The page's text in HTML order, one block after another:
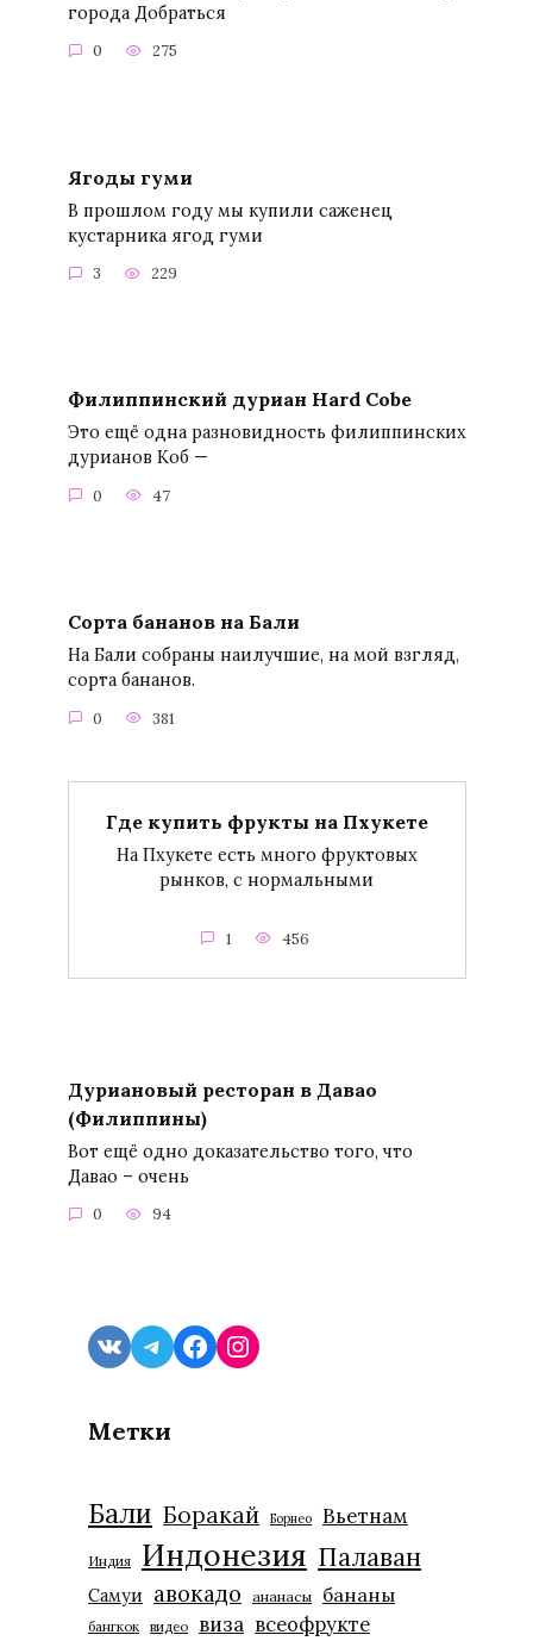
города Добраться
0 275
Ягоды гуми
В прошлом году мы купили саженец
кустарника ягод гуми
3 229
Филиппинский дуриан Hard Cobe
Это ещё одна разновидность филиппинских
дурианов Коб —
0 47
Сорта бананов на Бали
На Бали собраны наилучшие, на мой взгляд,
сорта бананов.
0 381
Где купить фрукты на Пхукете
На Пхукете есть много фруктовых
рынков, с нормальными
1 456
Дуриановый ресторан в Давао
(Филиппины)
Вот ещё одно доказательство того, что
Давао – очень
0 94
VKTelegram
Facebook
Instagram
Метки
Бали Боракай Борнео Вьетнам
Индия Индонезия Палаван
Самуи авокадо ананасы бананы
бангкок видео виза всеофрукте